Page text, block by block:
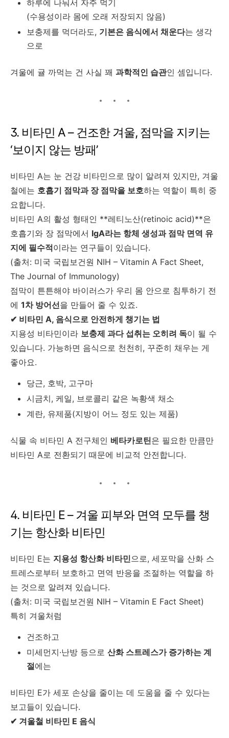
하루에 나눠서 자주 먹기
(수용성이라 몸에 오래 저장되지 않음)
보충제를 먹더라도, 기본은 음식에서 채운다는 생각
으로
겨울에 귤 까먹는 건 사실 꽤 과학적인 습관인 셈입니다.
3. 비타민 A – 건조한 겨울, 점막을 지키는
‘보이지 않는 방패’
비타민 A는 눈 건강 비타민으로 많이 알려져 있지만, 겨울
철에는 호흡기 점막과 장 점막을 보호하는 역할이 특히 중
요합니다.
비타민 A의 활성 형태인 **레티노산(retinoic acid)**은
호흡기와 장 점막에서 IgA라는 항체 생성과 점막 면역 유
지에 필수적이라는 연구들이 있습니다.
(출처: 미국 국립보건원 NIH – Vitamin A Fact Sheet,
The Journal of Immunology)
점막이 튼튼해야 바이러스가 우리 몸 안으로 침투하기 전
에 1차 방어선을 만들어 줄 수 있죠.
✔ 비타민 A, 음식으로 안전하게 챙기는 법
지용성 비타민이라 보충제 과다 섭취는 오히려 독이 될 수
있습니다. 가능하면 음식으로 천천히, 꾸준히 채우는 게
좋아요.
당근, 호박, 고구마
시금치, 케일, 브로콜리 같은 녹황색 채소
계란, 유제품(지방이 어느 정도 있는 제품)
식물 속 비타민 A 전구체인 베타카로틴은 필요한 만큼만
비타민 A로 전환되기 때문에 비교적 안전합니다.
4. 비타민 E – 겨울 피부와 면역 모두를 챙
기는 항산화 비타민
비타민 E는 지용성 항산화 비타민으로, 세포막을 산화 스
트레스로부터 보호하고 면역 반응을 조절하는 역할을 하
는 것으로 알려져 있습니다.
(출처: 미국 국립보건원 NIH – Vitamin E Fact Sheet)
특히 겨울처럼
건조하고
미세먼지·난방 등으로 산화 스트레스가 증가하는 계
절에는
비타민 E가 세포 손상을 줄이는 데 도움을 줄 수 있다는
보고들이 있습니다.
✔ 겨울철 비타민 E 음식